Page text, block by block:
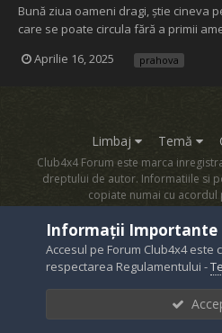
Bună ziua oameni dragi, știe cineva
care se poate circula fără a primii
ajutor Am tot văzut și simțit pe pielea
Aprilie 16, 2025 prahova
Limbaj Temă
Club4x4 Forum este marca
dreptului de autor. Informatiile si
copiate numai cu
Powered by
Informații Importante
Accesul pe Forum Club4x4 este
respectarea Regulamentului -